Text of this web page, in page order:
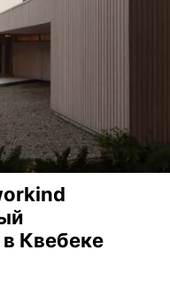
Квебеке